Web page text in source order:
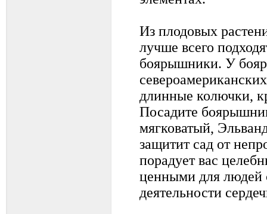
Из плодовых
лучше всего
боярышники. У
длинные колючки,
Посадите
мягковатый,
защитит сад от
порадует вас
ценными для людей
деятельности